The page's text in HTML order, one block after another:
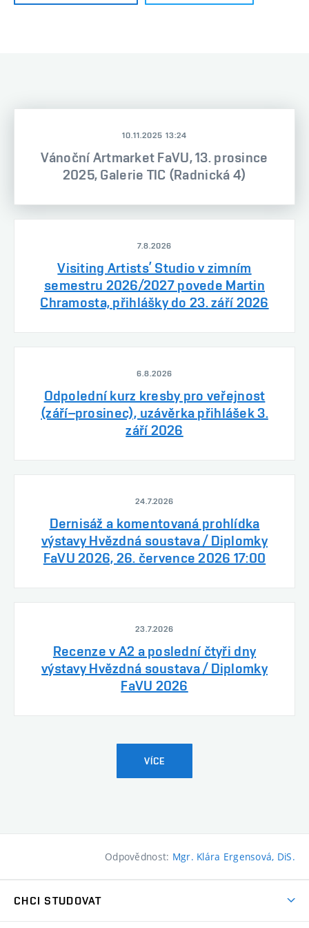
10.11.2025 13:24
Vánoční Artmarket FaVU, 13. prosince
2025, Galerie TIC (Radnická 4)
7.8.2026
Visiting Artists’ Studio v zimním
semestru 2026/2027 povede Martin
Chramosta, přihlášky do 23. září 2026
6.8.2026
Odpolední kurz kresby pro veřejnost
(září–prosinec), uzávěrka přihlášek 3.
září 2026
24.7.2026
Dernisáž a komentovaná prohlídka
výstavy Hvězdná soustava / Diplomky
FaVU 2026, 26. července 2026 17:00
23.7.2026
Recenze v A2 a poslední čtyři dny
výstavy Hvězdná soustava / Diplomky
FaVU 2026
VÍCE
Odpovědnost: Mgr. Klára Ergensová, DiS.
CHCI STUDOVAT